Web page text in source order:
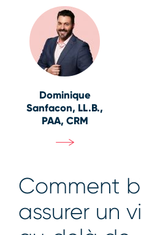
Dominique
Sanfacon, LL.B.,
PAA, CRM
Comment
assurer un